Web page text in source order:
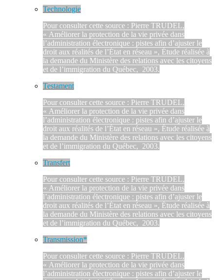
Technologie
Pour consulter cette source : Pierre TRUDEL,
« Améliorer la protection de la vie privée dans
l’administration électronique : pistes afin d’ajuster le
droit aux réalités de l’État en réseau », Étude réalisée à
la demande du Ministère des relations avec les citoyens
et de l’immigration du Québec, 2003.
Testament
Pour consulter cette source : Pierre TRUDEL,
« Améliorer la protection de la vie privée dans
l’administration électronique : pistes afin d’ajuster le
droit aux réalités de l’État en réseau », Étude réalisée à
la demande du Ministère des relations avec les citoyens
et de l’immigration du Québec, 2003.
Transfert
Pour consulter cette source : Pierre TRUDEL,
« Améliorer la protection de la vie privée dans
l’administration électronique : pistes afin d’ajuster le
droit aux réalités de l’État en réseau », Étude réalisée à
la demande du Ministère des relations avec les citoyens
et de l’immigration du Québec, 2003.
Transmission*
Pour consulter cette source : Pierre TRUDEL,
« Améliorer la protection de la vie privée dans
l’administration électronique : pistes afin d’ajuster le